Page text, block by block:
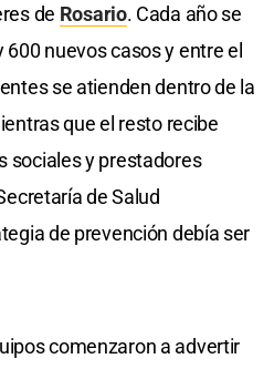
de Rosario. Cada año se
nuevos casos y entre el
se atienden dentro de la
que el resto recibe
sociales y prestadores
de Salud
de prevención debía ser
comenzaron a advertir